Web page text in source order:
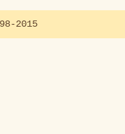
2015